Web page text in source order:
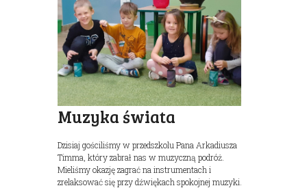
Muzyka świata
Dzisiaj gościliśmy w przedszkolu Pana Arkadiusza
Timma, który zabrał nas w muzyczną podróż.
Mieliśmy okazję zagrać na instrumentach i
zrelaksować się przy dźwiękach spokojnej muzyki.